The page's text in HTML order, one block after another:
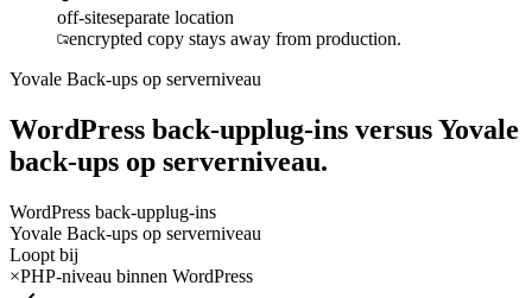
off-siteseparate location
encrypted copy stays away from production.
Yovale Back-ups op serverniveau
WordPress back-upplug-ins versus Yovale
back-ups op serverniveau.
WordPress back-upplug-ins
Yovale Back-ups op serverniveau
Loopt bij
×PHP-niveau binnen WordPress